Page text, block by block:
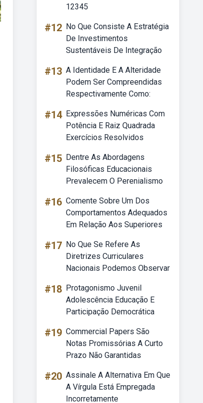
12345
#12 No Que Consiste A Estratégia
De Investimentos
Sustentáveis De Integração
#13 A Identidade E A Alteridade
Podem Ser Compreendidas
Respectivamente Como:
#14 Expressões Numéricas Com
Potência E Raiz Quadrada
Exercícios Resolvidos
#15 Dentre As Abordagens
Filosóficas Educacionais
Prevalecem O Perenialismo
#16 Comente Sobre Um Dos
Comportamentos Adequados
Em Relação Aos Superiores
#17 No Que Se Refere As
Diretrizes Curriculares
Nacionais Podemos Observar
#18 Protagonismo Juvenil
Adolescência Educação E
Participação Democrática
#19 Commercial Papers São
Notas Promissórias A Curto
Prazo Não Garantidas
#20 Assinale A Alternativa Em Que
A Vírgula Está Empregada
Incorretamente